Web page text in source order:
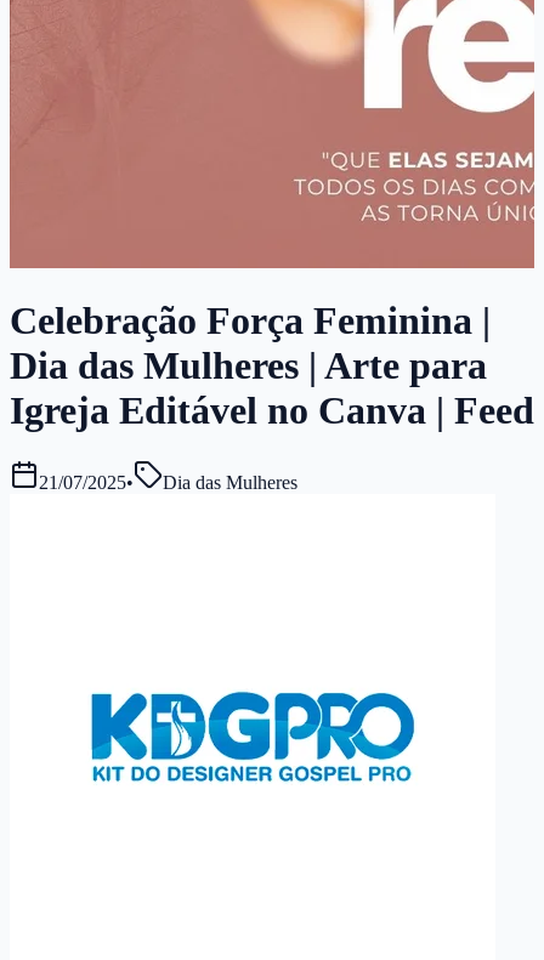
Celebração Força Feminina |
Dia das Mulheres | Arte para
Igreja Editável no Canva | Feed
21/07/2025• Dia das Mulheres